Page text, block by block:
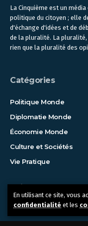
En utilisant ce site, vous
confidentialité et les
La Cinquième est un
politique du citoyen ; elle
d'échange d'idées et de
de la pluralité. La
rien que la pluralité des
Catégories
Politique Monde
Diplomatie Monde
Économie Monde
Culture et Sociétés
Vie Pratique